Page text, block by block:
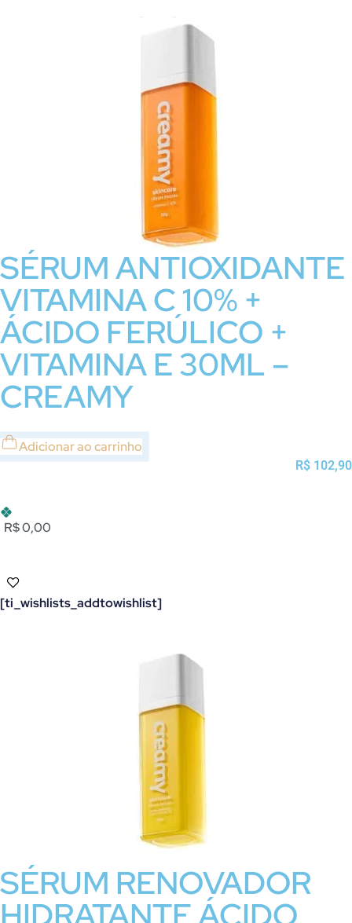
SÉRUM ANTIOXIDANTE
VITAMINA C 10% +
ÁCIDO FERÚLICO +
VITAMINA E 30ML –
CREAMY
Adicionar ao carrinho
R$ 102,90
R$ 0,00
[ti_wishlists_addtowishlist]
SÉRUM RENOVADOR
HIDRATANTE ÁCIDO